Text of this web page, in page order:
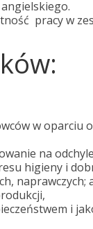
pracy w
w oparciu
na
higieny i
naprawczych;
i